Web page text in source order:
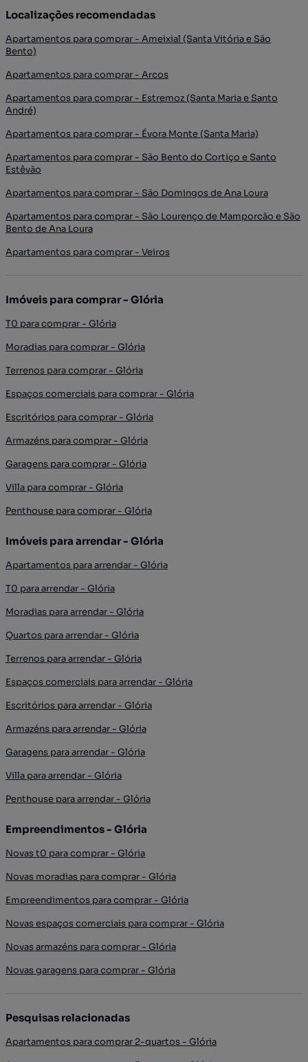
Localizações recomendadas
Apartamentos para comprar - Ameixial (Santa Vitória e São
Bento)
Apartamentos para comprar - Arcos
Apartamentos para comprar - Estremoz (Santa Maria e Santo
André)
Apartamentos para comprar - Évora Monte (Santa Maria)
Apartamentos para comprar - São Bento do Cortiço e Santo
Estêvão
Apartamentos para comprar - São Domingos de Ana Loura
Apartamentos para comprar - São Lourenço de Mamporcão e São
Bento de Ana Loura
Apartamentos para comprar - Veiros
Imóveis para comprar - Glória
T0 para comprar - Glória
Moradias para comprar - Glória
Terrenos para comprar - Glória
Espaços comerciais para comprar - Glória
Escritórios para comprar - Glória
Armazéns para comprar - Glória
Garagens para comprar - Glória
Villa para comprar - Glória
Penthouse para comprar - Glória
Imóveis para arrendar - Glória
Apartamentos para arrendar - Glória
T0 para arrendar - Glória
Moradias para arrendar - Glória
Quartos para arrendar - Glória
Terrenos para arrendar - Glória
Espaços comerciais para arrendar - Glória
Escritórios para arrendar - Glória
Armazéns para arrendar - Glória
Garagens para arrendar - Glória
Villa para arrendar - Glória
Penthouse para arrendar - Glória
Empreendimentos - Glória
Novas t0 para comprar - Glória
Novas moradias para comprar - Glória
Empreendimentos para comprar - Glória
Novas espaços comerciais para comprar - Glória
Novas armazéns para comprar - Glória
Novas garagens para comprar - Glória
Pesquisas relacionadas
Apartamentos para comprar 2-quartos - Glória